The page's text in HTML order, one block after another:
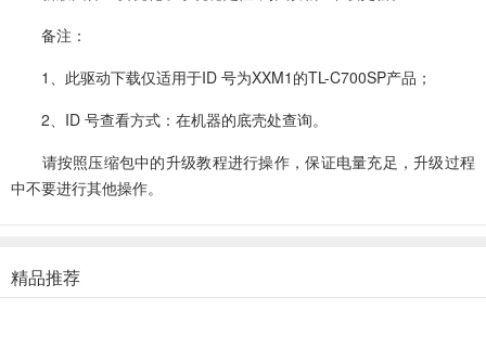
备注：
1、此驱动下载仅适用于ID 号为XXM1的TL-C700SP产品；
2、ID 号查看方式：在机器的底壳处查询。
请按照压缩包中的升级教程进行操作，保证电量充足，升级过程
中不要进行其他操作。
精品推荐